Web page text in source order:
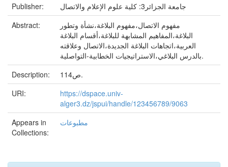
Publisher:
جامعة الجزائر3: كلية علوم الإعلام والاتصال
Abstract:
مفهوم الاتصال،مفهوم البلاغة،نشأة وتطور
البلاغة،المفاهيم المشابهة للبلاغة،أقسام البلاغة
العربية،اتجاهات البلاغة الجديدة،الاتصال وعلاقته
بالدرس البلاغي،الاستراتيجيات الخطابية-التواصلية.
Description:
114ص.
URI:
https://dspace.univ-
alger3.dz/jspui/handle/123456789/9063
Appears in
Collections:
مطبوعات